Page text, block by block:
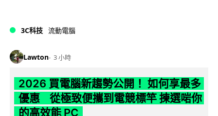
3C科技 流動電腦
Lawton 3 小時
2026 買電腦新趨勢公開！ 如何享最多
優惠 從極致便攜到電競標竿 揀選啱你
的高效能 PC